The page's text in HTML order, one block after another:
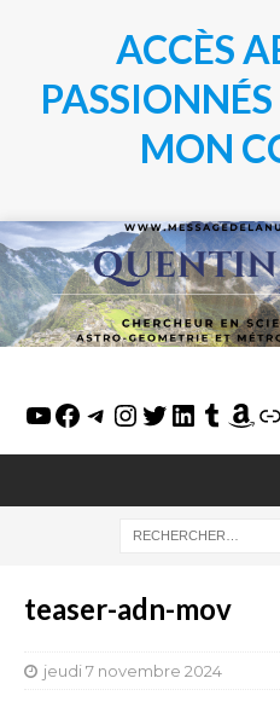
ACCÈS
PASSIONNÉS
MON
teaser-adn-mov
jeudi 7 novembre 2024